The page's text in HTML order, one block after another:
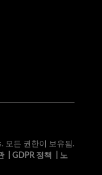
모든 권한이 보유됨.
| GDPR 정책
노